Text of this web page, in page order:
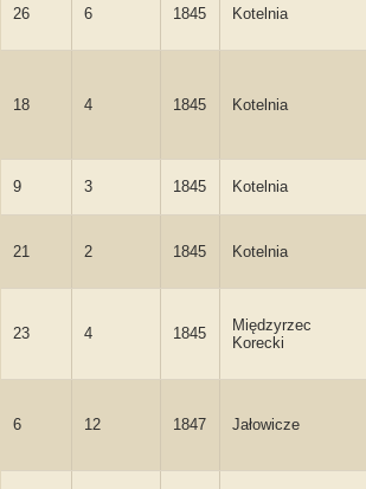
26 6 1845 Kotelnia
18 4 1845 Kotelnia
9 3 1845 Kotelnia
21 2 1845 Kotelnia
23 4 1845
Międzyrzec
Korecki
6 12 1847 Jałowicze